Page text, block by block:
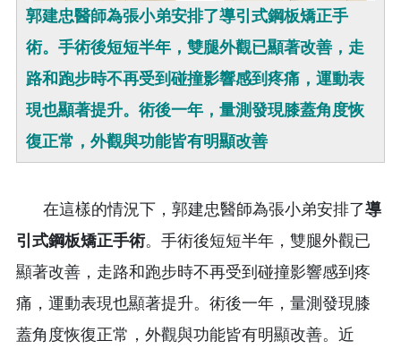
郭建忠醫師為張小弟安排了導引式鋼板矯正手
術。手術後短短半年，雙腿外觀已顯著改善，走
路和跑步時不再受到碰撞影響感到疼痛，運動表
現也顯著提升。術後一年，量測發現膝蓋角度恢
復正常，外觀與功能皆有明顯改善
在這樣的情況下，郭建忠醫師為張小弟安排了導
引式鋼板矯正手術。手術後短短半年，雙腿外觀已
顯著改善，走路和跑步時不再受到碰撞影響感到疼
痛，運動表現也顯著提升。術後一年，量測發現膝
蓋角度恢復正常，外觀與功能皆有明顯改善。近